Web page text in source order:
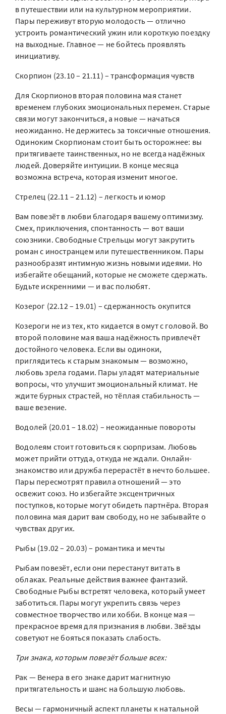
в путешествии или на культурном мероприятии.
Пары переживут вторую молодость — отлично
устроить романтический ужин или короткую поездку
на выходные. Главное — не бойтесь проявлять
инициативу.
Скорпион (23.10 – 21.11) – трансформация чувств
Для Скорпионов вторая половина мая станет
временем глубоких эмоциональных перемен. Старые
связи могут закончиться, а новые — начаться
неожиданно. Не держитесь за токсичные отношения.
Одиноким Скорпионам стоит быть осторожнее: вы
притягиваете таинственных, но не всегда надёжных
людей. Доверяйте интуиции. В конце месяца
возможна встреча, которая изменит многое.
Стрелец (22.11 – 21.12) – легкость и юмор
Вам повезёт в любви благодаря вашему оптимизму.
Смех, приключения, спонтанность — вот ваши
союзники. Свободные Стрельцы могут закрутить
роман с иностранцем или путешественником. Пары
разнообразят интимную жизнь новыми идеями. Но
избегайте обещаний, которые не сможете сдержать.
Будьте искренними — и вас полюбят.
Козерог (22.12 – 19.01) – сдержанность окупится
Козероги не из тех, кто кидается в омут с головой. Во
второй половине мая ваша надёжность привлечёт
достойного человека. Если вы одиноки,
приглядитесь к старым знакомым — возможно,
любовь зрела годами. Пары уладят материальные
вопросы, что улучшит эмоциональный климат. Не
ждите бурных страстей, но тёплая стабильность —
ваше везение.
Водолей (20.01 – 18.02) – неожиданные повороты
Водолеям стоит готовиться к сюрпризам. Любовь
может прийти оттуда, откуда не ждали. Онлайн-
знакомство или дружба перерастёт в нечто большее.
Пары пересмотрят правила отношений — это
освежит союз. Но избегайте эксцентричных
поступков, которые могут обидеть партнёра. Вторая
половина мая дарит вам свободу, но не забывайте о
чувствах других.
Рыбы (19.02 – 20.03) – романтика и мечты
Рыбам повезёт, если они перестанут витать в
облаках. Реальные действия важнее фантазий.
Свободные Рыбы встретят человека, который умеет
заботиться. Пары могут укрепить связь через
совместное творчество или хобби. В конце мая —
прекрасное время для признания в любви. Звёзды
советуют не бояться показать слабость.
Три знака, которым повезёт больше всех:
Рак — Венера в его знаке дарит магнитную
притягательность и шанс на большую любовь.
Весы — гармоничный аспект планеты к натальной